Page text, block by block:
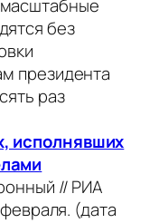
без
президента
раз
исполнявших
// РИА
(дата